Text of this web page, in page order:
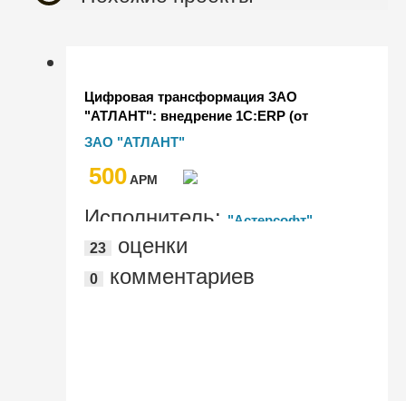
Цифровая трансформация ЗАО
"АТЛАНТ": внедрение 1С:ERP (от
планирования до закупок)
ЗАО "АТЛАНТ"
500AРМ
Исполнитель: "Астерсофт"
23
оценки
0 комментариев